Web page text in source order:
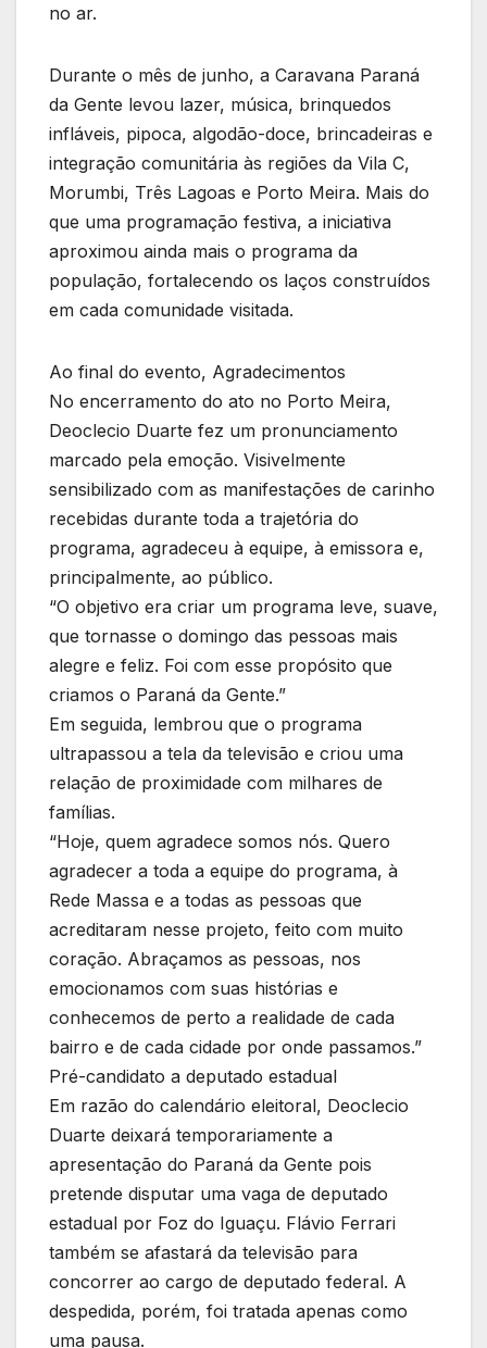
no ar.
Durante o mês de junho, a Caravana Paraná
da Gente levou lazer, música, brinquedos
infláveis, pipoca, algodão-doce, brincadeiras e
integração comunitária às regiões da Vila C,
Morumbi, Três Lagoas e Porto Meira. Mais do
que uma programação festiva, a iniciativa
aproximou ainda mais o programa da
população, fortalecendo os laços construídos
em cada comunidade visitada.
Ao final do evento, Agradecimentos
No encerramento do ato no Porto Meira,
Deoclecio Duarte fez um pronunciamento
marcado pela emoção. Visivelmente
sensibilizado com as manifestações de carinho
recebidas durante toda a trajetória do
programa, agradeceu à equipe, à emissora e,
principalmente, ao público.
“O objetivo era criar um programa leve, suave,
que tornasse o domingo das pessoas mais
alegre e feliz. Foi com esse propósito que
criamos o Paraná da Gente.”
Em seguida, lembrou que o programa
ultrapassou a tela da televisão e criou uma
relação de proximidade com milhares de
famílias.
“Hoje, quem agradece somos nós. Quero
agradecer a toda a equipe do programa, à
Rede Massa e a todas as pessoas que
acreditaram nesse projeto, feito com muito
coração. Abraçamos as pessoas, nos
emocionamos com suas histórias e
conhecemos de perto a realidade de cada
bairro e de cada cidade por onde passamos.”
Pré-candidato a deputado estadual
Em razão do calendário eleitoral, Deoclecio
Duarte deixará temporariamente a
apresentação do Paraná da Gente pois
pretende disputar uma vaga de deputado
estadual por Foz do Iguaçu. Flávio Ferrari
também se afastará da televisão para
concorrer ao cargo de deputado federal. A
despedida, porém, foi tratada apenas como
uma pausa.